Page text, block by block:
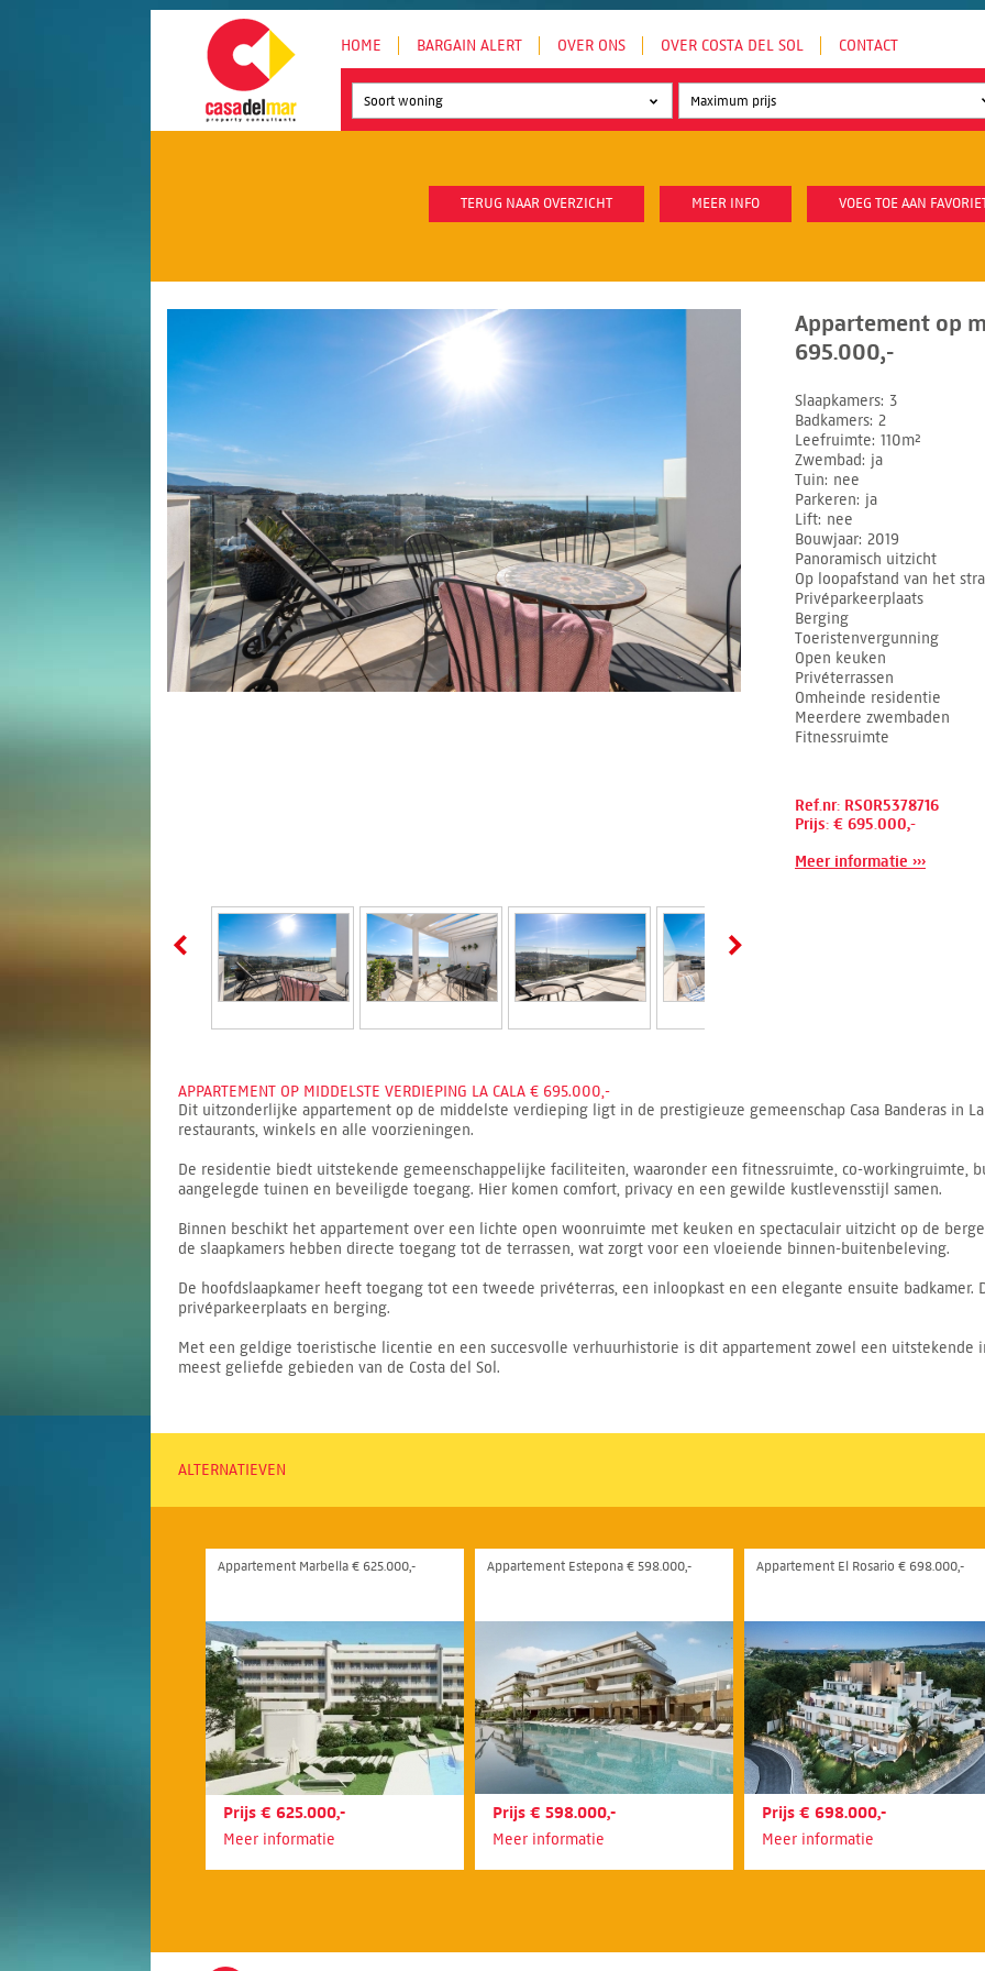
HOME BARGAIN ALERT OVER ONS OVER COSTA DEL SOL CONTACT
Soort woning
TERUG NAAR OVERZICHT MEER INFO VOEG TOE AAN
Appartement op
695.000,-
Slaapkamers 3
Badkamers 2
Leefruimte 110m²
Zwembad
ja
Tuin nee
Parkeren ja
Lift nee
Bouwjaar 2019
Panoramisch uitzicht
Op loopafstand van het
Privéparkeerplaats
Berging
Toeristenvergunning
Open keuken
Privéterrassen
Omheinde residentie
Meerdere zwembaden
Fitnessruimte
Ref.nr: RSOR5378716
Prijs: € 695.000,-
Meer informatie ›››
APPARTEMENT OP MIDDELSTE VERDIEPING LA CALA € 695.000,-
Dit uitzonderlijke appartement op de middelste verdieping ligt in de prestigieuze gemeenschap Casa Banderas in
restaurants, winkels en alle voorzieningen.
De residentie biedt uitstekende gemeenschappelijke faciliteiten, waaronder een fitnessruimte, co-workingruimte,
aangelegde tuinen en beveiligde toegang. Hier komen comfort, privacy en een gewilde kustlevensstijl samen.
Binnen beschikt het appartement over een lichte open woonruimte met keuken en spectaculair uitzicht op de
de slaapkamers hebben directe toegang tot de terrassen, wat zorgt voor een vloeiende binnen-buitenbeleving.
De hoofdslaapkamer heeft toegang tot een tweede privéterras, een inloopkast en een elegante ensuite badkamer.
privéparkeerplaats en berging.
Met een geldige toeristische licentie en een succesvolle verhuurhistorie is dit appartement zowel een uitstekende
meest geliefde gebieden van de Costa del Sol.
ALTERNATIEVEN
Appartement Marbella € 625.000,-
Prijs € 625.000,-
Meer informatie
Appartement Estepona € 598.000,-
Prijs € 598.000,-
Meer informatie
Appartement El Rosario € 698.000,-
Prijs € 698.000,-
Meer informatie